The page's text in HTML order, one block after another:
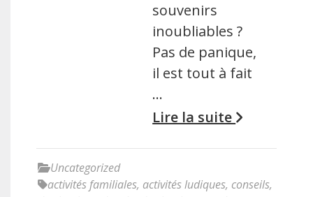
souvenirs
inoubliables ?
Pas de panique,
il est tout à fait
…
Lire la suite
Uncategorized
activités familiales, activités ludiques, conseils,